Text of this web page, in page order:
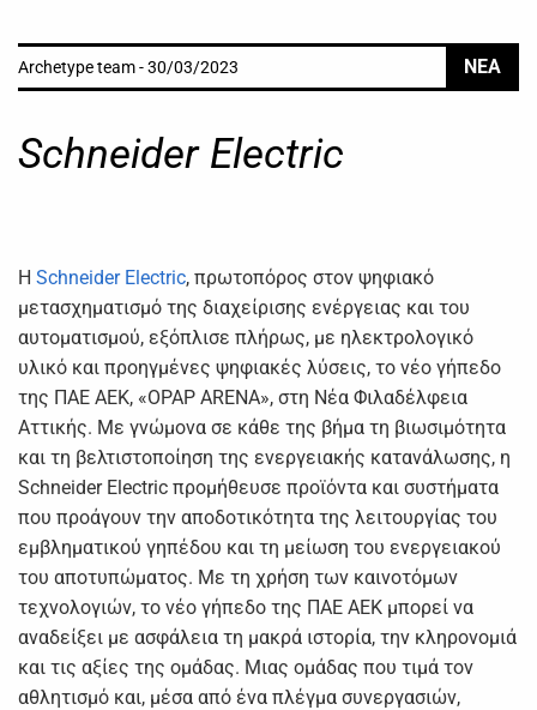
Archetype team - 30/03/2023 ΝΕΑ
Schneider Electric
H Schneider Electric, πρωτοπόρος στον ψηφιακό
μετασχηματισμό της διαχείρισης ενέργειας και του
αυτοματισμού, εξόπλισε πλήρως, με ηλεκτρολογικό
υλικό και προηγμένες ψηφιακές λύσεις, το νέο γήπεδο
της ΠΑΕ ΑΕΚ, «OPAP ARENA», στη Νέα Φιλαδέλφεια
Αττικής. Με γνώμονα σε κάθε της βήμα τη βιωσιμότητα
και τη βελτιστοποίηση της ενεργειακής κατανάλωσης, η
Schneider Electric προμήθευσε προϊόντα και συστήματα
που προάγουν την αποδοτικότητα της λειτουργίας του
εμβληματικού γηπέδου και τη μείωση του ενεργειακού
του αποτυπώματος. Με τη χρήση των καινοτόμων
τεχνολογιών, το νέο γήπεδο της ΠΑΕ ΑΕΚ μπορεί να
αναδείξει με ασφάλεια τη μακρά ιστορία, την κληρονομιά
και τις αξίες της ομάδας. Μιας ομάδας που τιμά τον
αθλητισμό και, μέσα από ένα πλέγμα συνεργασιών,